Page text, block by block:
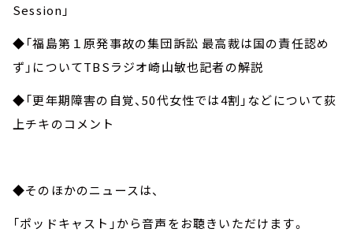
Session」
◆「福島第１原発事故の集団訴訟 最高裁は国の責任認め
ず」についてTBSラジオ崎山敏也記者の解説
◆「更年期障害の自覚、50代女性では4割」などについて荻
上チキのコメント
◆そのほかのニュースは、
「ポッドキャスト」から音声をお聴きいただけます。